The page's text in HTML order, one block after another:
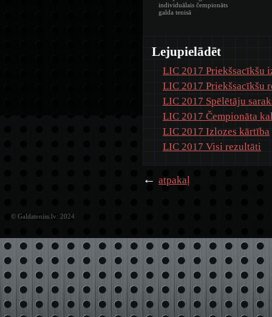
individuālais čempionāts
galda tenisā
Lejupielādēt
LIC 2017 Priekšsacīkšu
LIC 2017 Priekšsacīkšu
LIC 2017 Spēlētāju
LIC 2017 Čempionāta
LIC 2017 Izlozes kārtība
LIC 2017 Visi rezultāti
← atpakaļ
© Galdateniss.lv: 2024